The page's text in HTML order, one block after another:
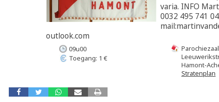
varia. INFO
0032 495 741
outlook.com
Hamont-
Stratenplan
09u00
Toegang: 1 €